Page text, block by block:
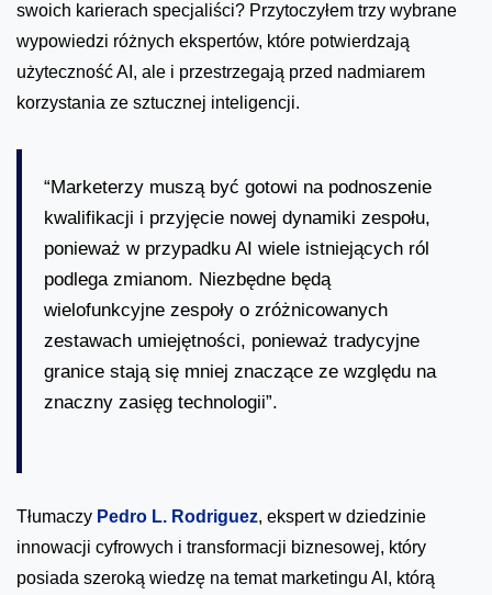
swoich karierach specjaliści? Przytoczyłem trzy wybrane
wypowiedzi różnych ekspertów, które potwierdzają
użyteczność AI, ale i przestrzegają przed nadmiarem
korzystania ze sztucznej inteligencji.
“Marketerzy muszą być gotowi na podnoszenie
kwalifikacji i przyjęcie nowej dynamiki zespołu,
ponieważ w przypadku AI wiele istniejących ról
podlega zmianom. Niezbędne będą
wielofunkcyjne zespoły o zróżnicowanych
zestawach umiejętności, ponieważ tradycyjne
granice stają się mniej znaczące ze względu na
znaczny zasięg technologii”.
Tłumaczy Pedro L. Rodriguez, ekspert w dziedzinie
innowacji cyfrowych i transformacji biznesowej, który
posiada szeroką wiedzę na temat marketingu AI, którą